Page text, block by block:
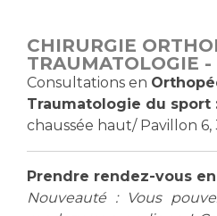
à réaliser
Vous avez une analyse à
Vous venez en consultation
myaphm, votre espace
Infos COVID-19
Emplois médicaux
Espace Formation
Étudiants hospitaliers
Emplois techniques et
Emplois divers
Emplois socio-éducatifs
Statuts
CHIRURGIE
TRAUMATOLOGIE
Consultations en
Traumatologie du sport
chaussée haut/ Pavillon 6,
Prendre rendez-vous
Nouveauté : Vous